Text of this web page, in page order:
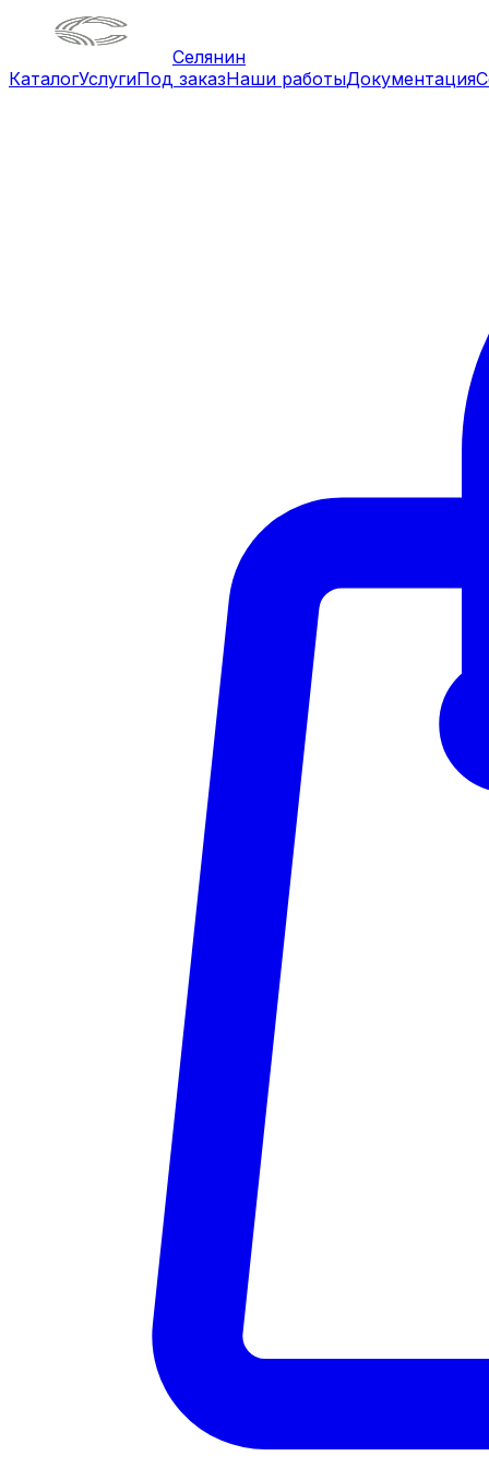
Селянин
КаталогУслугиПод заказНаши работыДокументация